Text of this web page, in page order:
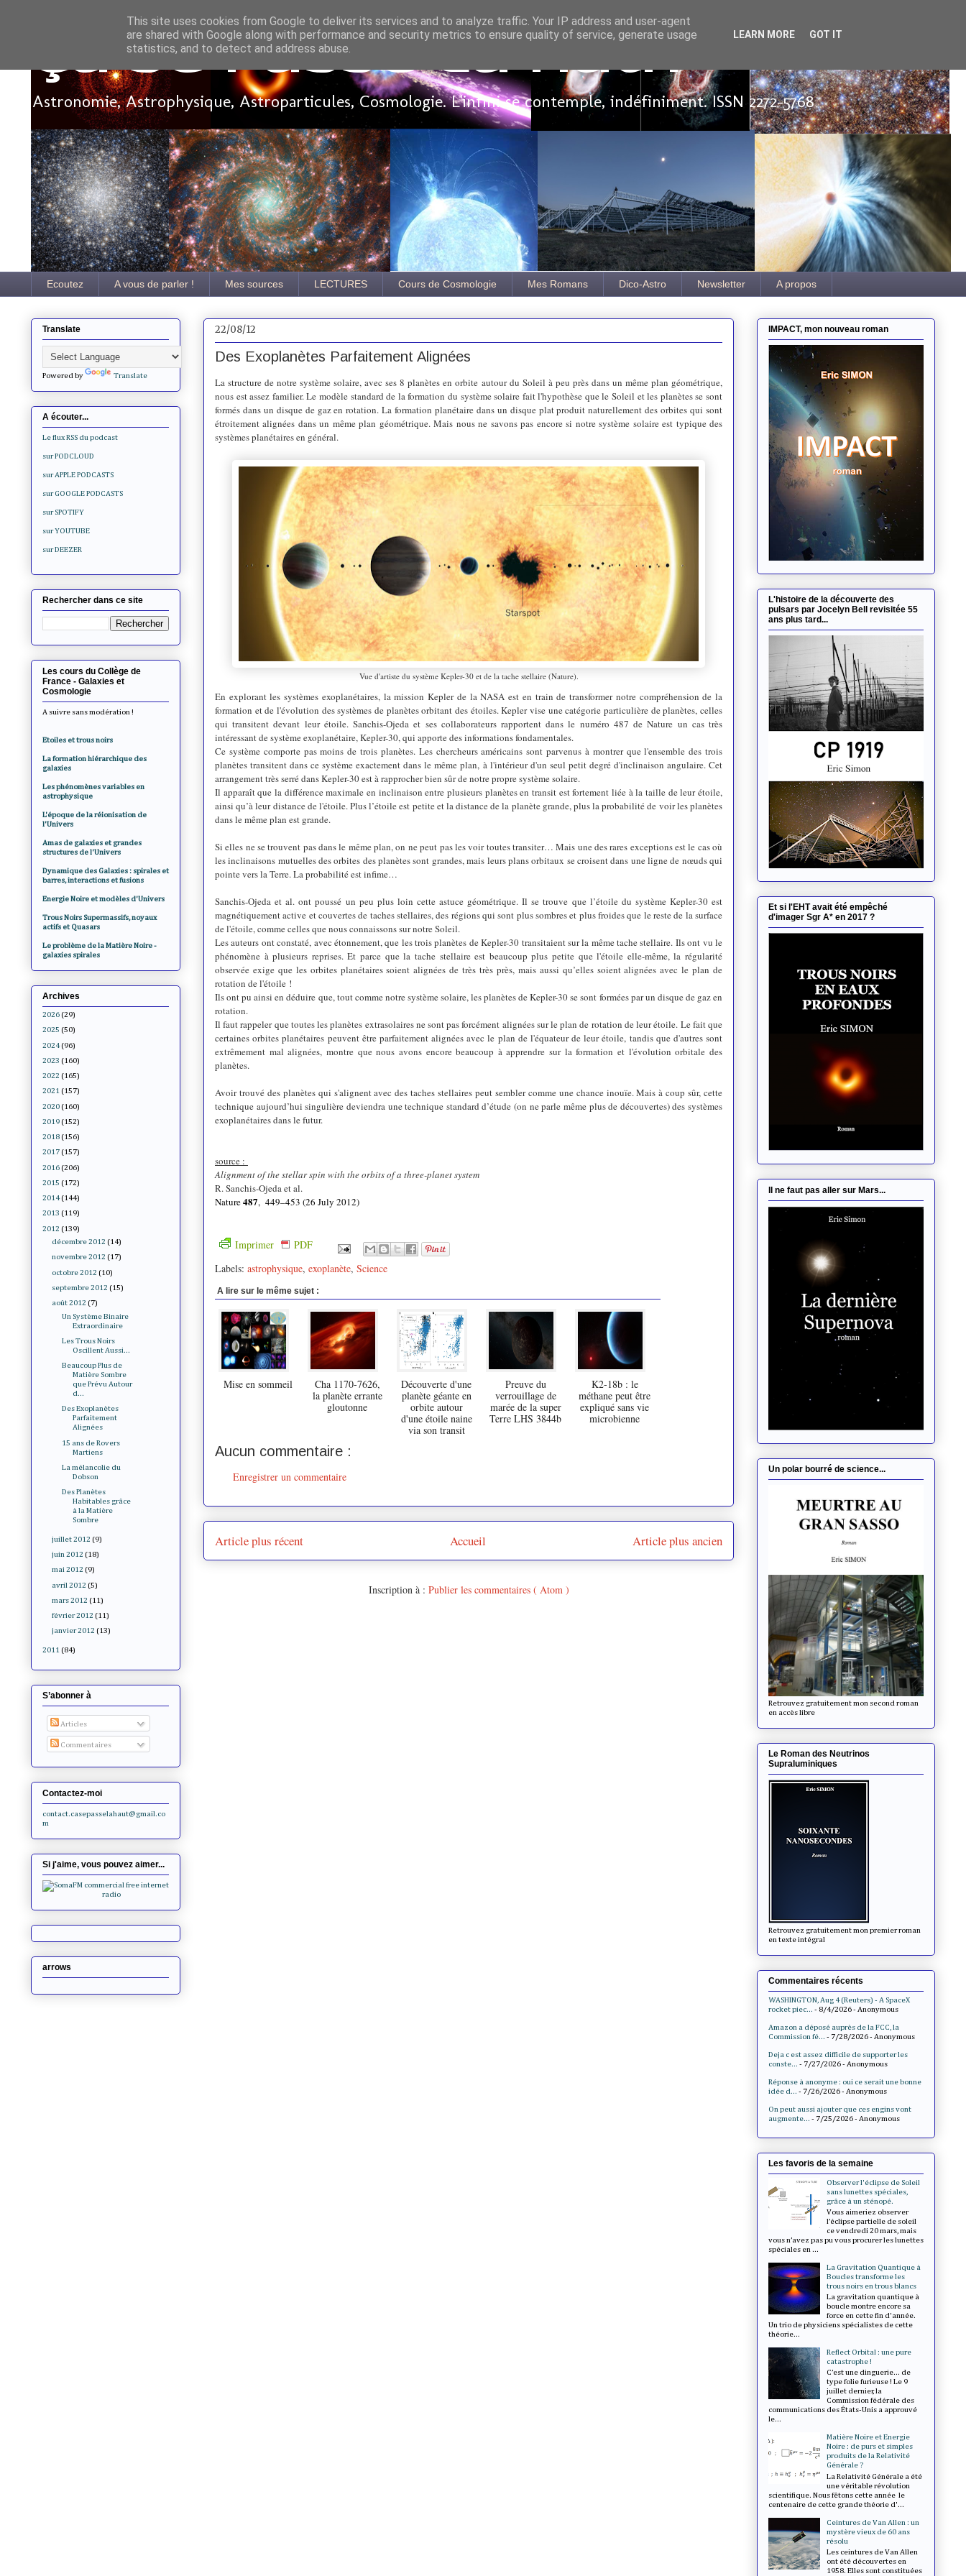
Ça se passe là haut
Astronomie, Astrophysique, Astroparticules, Cosmologie. L'infini se contemple, indéfiniment. ISSN 2272-5768
Ecoutez A vous de parler ! Mes sources LECTURES Cours de Cosmologie Mes Romans Dico-Astro Newsletter A propos
22/08/12
Des Exoplanètes Parfaitement Alignées
La structure de notre système solaire, avec ses 8 planètes en orbite autour du Soleil à peu près dans un même plan géométrique,
nous est assez familier. Le modèle standard de la formation du système solaire fait l'hypothèse que le Soleil et les planètes se sont
formés dans un disque de gaz en rotation. La formation planétaire dans un disque plat produit naturellement des orbites qui sont
étroitement alignées dans un même plan géométrique. Mais nous ne savons pas encore si notre système solaire est typique des
systèmes planétaires en général.
Vue d'artiste du système Kepler-30 et de la tache stellaire (Nature).
En explorant les systèmes exoplanétaires, la mission Kepler de la NASA est en train de transformer notre compréhension de la
formation et de l'évolution des systèmes de planètes orbitant des étoiles. Kepler vise une catégorie particulière de planètes, celles
qui transitent devant leur étoile. Sanchis-Ojeda et ses collaborateurs rapportent dans le numéro 487 de Nature un cas très
intéressant de système exoplanétaire, Kepler-30, qui apporte des informations fondamentales.
Ce système comporte pas moins de trois planètes. Les chercheurs américains sont parvenus à montrer que l'ensemble des trois
planètes transitent dans ce système exactement dans le même plan, à l'intérieur d'un seul petit degré d'inclinaison angulaire. Cet
arrangement très serré dans Kepler-30 est à rapprocher bien sûr de notre propre système solaire.
Il apparaît que la différence maximale en inclinaison entre plusieurs planètes en transit est fortement liée à la taille de leur étoile,
ainsi qu’à leur distance de l'étoile. Plus l’étoile est petite et la distance de la planète grande, plus la probabilité de voir les planètes
dans le même plan est grande.
Si elles ne se trouvent pas dans le même plan, on ne peut pas les voir toutes transiter… Mais une des rares exceptions est le cas où
les inclinaisons mutuelles des orbites des planètes sont grandes, mais leurs plans orbitaux se croisent dans une ligne de nœuds qui
pointe vers la Terre. La probabilité est infime…
Sanchis-Ojeda et al. ont poussé un peu plus loin cette astuce géométrique. Il se trouve que l’étoile du système Kepler-30 est
magnétiquement active et couvertes de taches stellaires, des régions qui sont plus sombres et plus froides que le reste de la surface
de l'étoile, comme celles que nous connaissons sur notre Soleil.
Les auteurs ont constaté, avec étonnement, que les trois planètes de Kepler-30 transitaient sur la même tache stellaire. Ils ont vu le
phénomène à plusieurs reprises. Et parce que la tache stellaire est beaucoup plus petite que l'étoile elle-même, la régularité
observée exige que les orbites planétaires soient alignées de très très près, mais aussi qu’elles soient alignées avec le plan de
rotation de l'étoile !
Ils ont pu ainsi en déduire que, tout comme notre système solaire, les planètes de Kepler-30 se sont formées par un disque de gaz en
rotation.
Il faut rappeler que toutes les planètes extrasolaires ne sont pas forcément alignées sur le plan de rotation de leur étoile. Le fait que
certaines orbites planétaires peuvent être parfaitement alignées avec le plan de l'équateur de leur étoile, tandis que d'autres sont
extrêmement mal alignées, montre que nous avons encore beaucoup à apprendre sur la formation et l'évolution orbitale des
planètes.
Avoir trouvé des planètes qui s'alignent avec des taches stellaires peut sembler comme une chance inouïe. Mais à coup sûr, cette
technique aujourd’hui singulière deviendra une technique standard d’étude (on ne parle même plus de découvertes) des systèmes
exoplanétaires dans le futur.
source :
Alignment of the stellar spin with the orbits of a three-planet system
R. Sanchis-Ojeda et al.
Nature487, 449–453 (26 July 2012)
Imprimer
PDF
Labels: astrophysique, exoplanète, Science
A lire sur le même sujet :
Mise en sommeil
Cha 1170-7626,
la planète errante
gloutonne
Découverte d'une
planète géante en
orbite autour
d'une étoile naine
via son transit
Preuve du
verrouillage de
marée de la super
Terre LHS 3844b
K2-18b : le
méthane peut être
expliqué sans vie
microbienne
Aucun commentaire :
Enregistrer un commentaire
Article plus récent Article plus ancien
Accueil
Inscription à : Publier les commentaires ( Atom )
Translate
Powered by Translate
A écouter...
Le flux RSS du podcast
sur PODCLOUD
sur APPLE PODCASTS
sur GOOGLE PODCASTS
sur SPOTIFY
sur YOUTUBE
sur DEEZER
Rechercher dans ce site
Les cours du Collège de
France - Galaxies et
Cosmologie
A suivre sans modération !
Etoiles et trous noirs
La formation hiérarchique des
galaxies
Les phénomènes variables en
astrophysique
L'époque de la réionisation de
l'Univers
Amas de galaxies et grandes
structures de l'Univers
Dynamique des Galaxies : spirales et
barres, interactions et fusions
Energie Noire et modèles d'Univers
Trous Noirs Supermassifs, noyaux
actifs et Quasars
Le problème de la Matière Noire -
galaxies spirales
Archives
2026 (29)
2025 (50)
2024 (96)
2023 (160)
2022 (165)
2021 (157)
2020 (160)
2019 (152)
2018 (156)
2017 (157)
2016 (206)
2015 (172)
2014 (144)
2013 (119)
2012 (139)
décembre 2012 (14)
novembre 2012 (17)
octobre 2012 (10)
septembre 2012 (15)
août 2012 (7)
Un Système Binaire
Extraordinaire
Les Trous Noirs
Oscillent Aussi...
Beaucoup Plus de
Matière Sombre
que Prévu Autour
d...
Des Exoplanètes
Parfaitement
Alignées
15 ans de Rovers
Martiens
La mélancolie du
Dobson
Des Planètes
Habitables grâce
à la Matière
Sombre
juillet 2012 (9)
juin 2012 (18)
mai 2012 (9)
avril 2012 (5)
mars 2012 (11)
février 2012 (11)
janvier 2012 (13)
2011 (84)
S’abonner à
Articles
Commentaires
Contactez-moi
contact.casepasselahaut@gmail.co
m
Si j'aime, vous pouvez aimer...
arrows
IMPACT, mon nouveau roman
L'histoire de la découverte des
pulsars par Jocelyn Bell revisitée 55
ans plus tard...
Et si l'EHT avait été empêché
d'imager Sgr A* en 2017 ?
Il ne faut pas aller sur Mars...
Un polar bourré de science...
Retrouvez gratuitement mon second roman
en accès libre
Le Roman des Neutrinos
Supraluminiques
Retrouvez gratuitement mon premier roman
en texte intégral
Commentaires récents
WASHINGTON, Aug 4 (Reuters) - A SpaceX
rocket piec... - 8/4/2026- Anonymous
Amazon a déposé auprès de la FCC, la
Commission fé... - 7/28/2026- Anonymous
Deja c est assez difficile de supporter les
conste... - 7/27/2026- Anonymous
Réponse à anonyme : oui ce serait une bonne
idée d... - 7/26/2026- Anonymous
On peut aussi ajouter que ces engins vont
augmente... - 7/25/2026- Anonymous
Les favoris de la semaine
Observer l'éclipse de Soleil
sans lunettes spéciales,
grâce à un sténopé.
Vous aimeriez observer
l’éclipse partielle de soleil
ce vendredi 20 mars, mais
vous n’avez pas pu vous procurer les lunettes
spéciales en ...
La Gravitation Quantique à
Boucles transforme les
trous noirs en trous blancs
La gravitation quantique à
boucle montre encore sa
force en cette fin d'année.
Un trio de physiciens spécialistes de cette
théorie...
Reflect Orbital : une pure
catastrophe !
C’est une dinguerie... de
type folie furieuse ! Le 9
juillet dernier, la
Commission fédérale des
communications des États-Unis a approuvé
le...
Matière Noire et Energie
Noire : de purs et simples
produits de la Relativité
Générale ?
La Relativité Générale a été
une véritable révolution
scientifique. Nous fêtons cette année le
centenaire de cette grande théorie d'...
Ceintures de Van Allen : un
mystère vieux de 60 ans
résolu
Les ceintures de Van Allen
ont été découvertes en
1958. Elles sont constituées
This site uses cookies from Google to deliver its services and to analyze traffic. Your IP address and user-agent
are shared with Google along with performance and security metrics to ensure quality of service, generate usage
statistics, and to detect and address abuse.
LEARN MORE GOT IT